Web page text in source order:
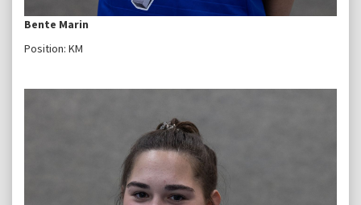
Bente Marin
Position: KM